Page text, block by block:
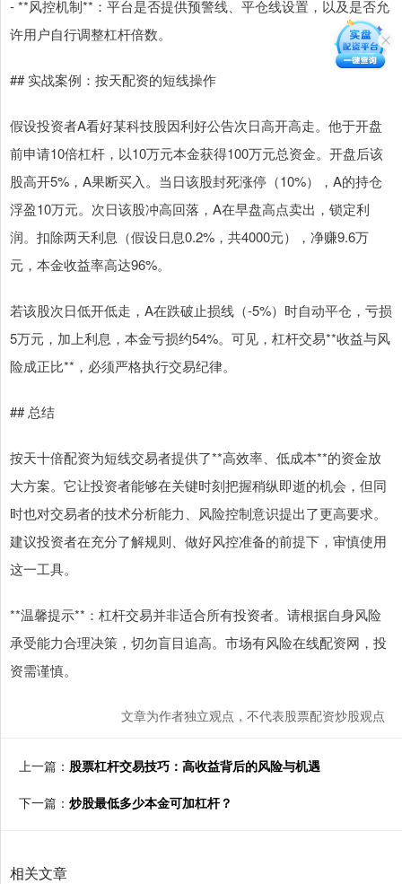
- **风控机制**：平台是否提供预警线、平仓线设置，以及是否允
许用户自行调整杠杆倍数。
## 实战案例：按天配资的短线操作
假设投资者A看好某科技股因利好公告次日高开高走。他于开盘
前申请10倍杠杆，以10万元本金获得100万元总资金。开盘后该
股高开5%，A果断买入。当日该股封死涨停（10%），A的持仓
浮盈10万元。次日该股冲高回落，A在早盘高点卖出，锁定利
润。扣除两天利息（假设日息0.2%，共4000元），净赚9.6万
元，本金收益率高达96%。
若该股次日低开低走，A在跌破止损线（-5%）时自动平仓，亏损
5万元，加上利息，本金亏损约54%。可见，杠杆交易**收益与风
险成正比**，必须严格执行交易纪律。
## 总结
按天十倍配资为短线交易者提供了**高效率、低成本**的资金放
大方案。它让投资者能够在关键时刻把握稍纵即逝的机会，但同
时也对交易者的技术分析能力、风险控制意识提出了更高要求。
建议投资者在充分了解规则、做好风控准备的前提下，审慎使用
这一工具。
**温馨提示**：杠杆交易并非适合所有投资者。请根据自身风险
承受能力合理决策，切勿盲目追高。市场有风险在线配资网，投
资需谨慎。
文章为作者独立观点，不代表股票配资炒股观点
上一篇： 股票杠杆交易技巧：高收益背后的风险与机遇
下一篇： 炒股最低多少本金可加杠杆？
相关文章